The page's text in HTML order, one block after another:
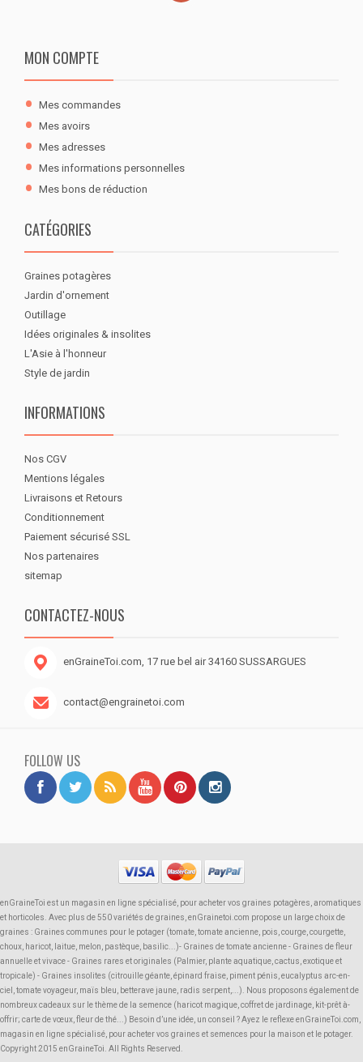
MON COMPTE
Mes commandes
Mes avoirs
Mes adresses
Mes informations personnelles
Mes bons de réduction
CATÉGORIES
Graines potagères
Jardin d'ornement
Outillage
Idées originales & insolites
L'Asie à l'honneur
Style de jardin
INFORMATIONS
Nos CGV
Mentions légales
Livraisons et Retours
Conditionnement
Paiement sécurisé SSL
Nos partenaires
sitemap
CONTACTEZ-NOUS
enGraineToi.com, 17 rue bel air 34160 SUSSARGUES
contact@engrainetoi.com
FOLLOW US
enGraineToi est un magasin en ligne spécialisé, pour acheter vos graines potagères, aromatiques
et horticoles. Avec plus de 550 variétés de graines, enGrainetoi.com propose un large choix de
graines : Graines communes pour le potager (tomate, tomate ancienne, pois, courge, courgette,
choux, haricot, laitue, melon, pastèque, basilic...)- Graines de tomate ancienne - Graines de fleur
annuelle et vivace - Graines rares et originales (Palmier, plante aquatique, cactus, exotique et
tropicale) - Graines insolites (citrouille géante, épinard fraise, piment pénis, eucalyptus arc-en-
ciel, tomate voyageur, maïs bleu, betterave jaune, radis serpent,...). Nous proposons également de
nombreux cadeaux sur le thème de la semence (haricot magique, coffret de jardinage, kit-prêt à-
offrir; carte de vœux, fleur de thé...) Besoin d’une idée, un conseil ? Ayez le reflexe enGraineToi.com,
magasin en ligne spécialisé, pour acheter vos graines et semences pour la maison et le potager.
Copyright 2015 enGraineToi. All Rights Reserved.